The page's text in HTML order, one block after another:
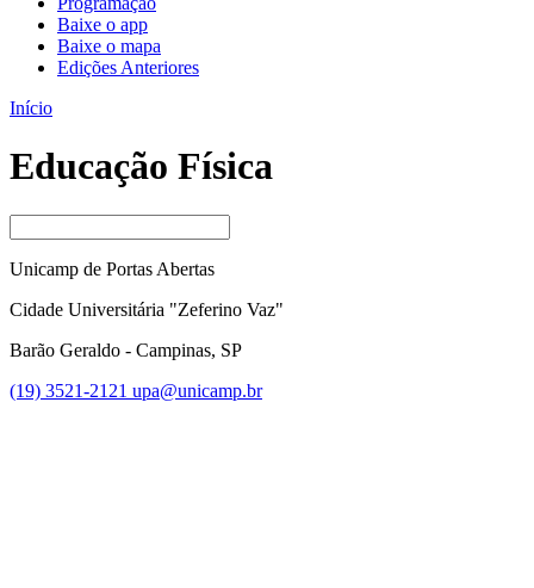
Baixe o app
Baixe o mapa
Edições Anteriores
Início
Educação Física
Unicamp de Portas Abertas
Cidade Universitária "Zeferino Vaz"
Barão Geraldo - Campinas, SP
(19) 3521-2121 upa@unicamp.br